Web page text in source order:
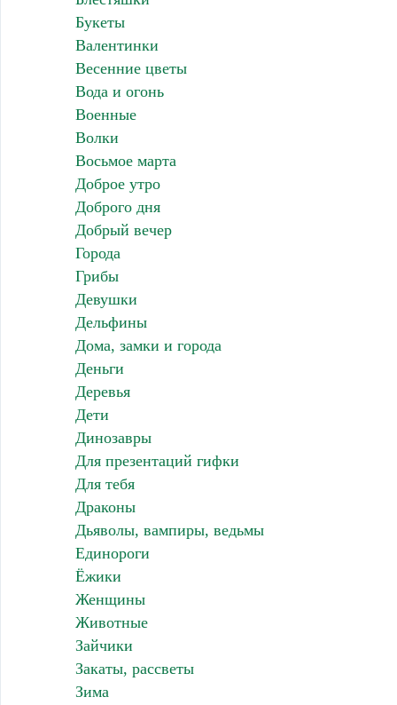
Букеты
Валентинки
Весенние цветы
Вода и огонь
Военные
Волки
Восьмое марта
Доброе утро
Доброго дня
Добрый вечер
Города
Грибы
Девушки
Дельфины
Дома, замки и города
Деньги
Деревья
Дети
Динозавры
Для презентаций гифки
Для тебя
Драконы
Дьяволы, вампиры, ведьмы
Единороги
Ёжики
Женщины
Животные
Зайчики
Закаты, рассветы
Зима